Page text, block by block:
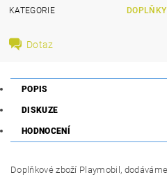
KATEGORIE
Dotaz
POPIS
DISKUZE
HODNOCENÍ
Doplňkové zboží Playmobil,